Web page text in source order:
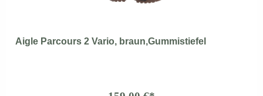
Aigle Parcours 2 Vario, braun,Gummistiefel